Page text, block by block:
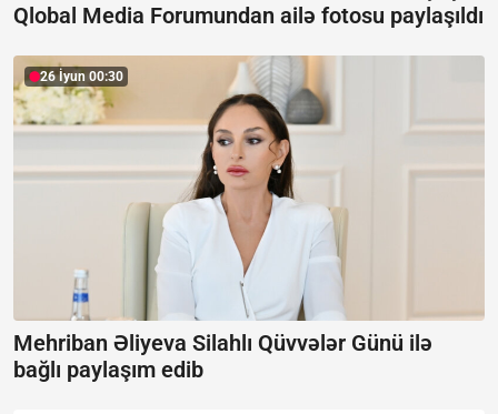
Qlobal Media Forumundan ailə fotosu paylaşıldı
26 İyun 00:30
Mehriban Əliyeva Silahlı Qüvvələr Günü ilə
bağlı paylaşım edib